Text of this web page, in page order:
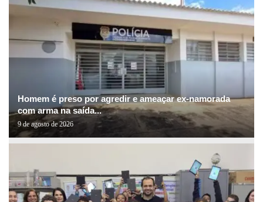
Homem é preso por agredir e ameaçar ex-namorada
com arma na saída...
9 de agosto de 2026